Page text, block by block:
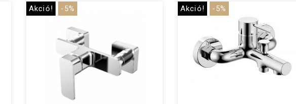
Akció! -5% Akció! -5%